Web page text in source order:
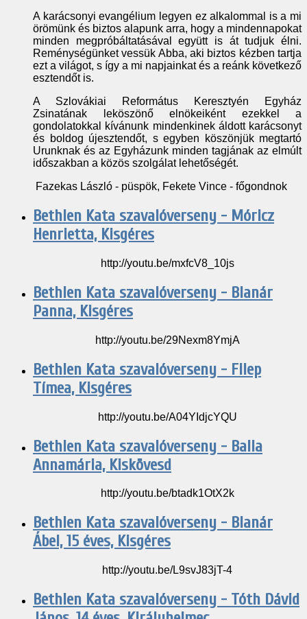
A karácsonyi evangélium legyen ez alkalommal is a mi
örömünk és biztos alapunk arra, hogy a mindennapokat
minden megpróbáltatásával együtt is át tudjuk élni.
Reménységünket vessük Abba, aki biztos kézben tartja
ezt a világot, s így a mi napjainkat és a reánk következő
esztendőt is.
A Szlovákiai Református Keresztyén Egyház
Zsinatának leköszönő elnökeiként ezekkel a
gondolatokkal kívánunk mindenkinek áldott karácsonyt
és boldog újesztendőt, s egyben köszönjük megtartó
Urunknak és az Egyházunk minden tagjának az elmúlt
időszakban a közös szolgálat lehetőségét.
Fazekas László - püspök, Fekete Vince - főgondnok
Bethlen Kata szavalóverseny - Móricz
Henrietta, Kisgéres
http://youtu.be/mxfcV8_10js
Bethlen Kata szavalóverseny - Blanár
Panna, Kisgéres
http://youtu.be/29Nexm8YmjA
Bethlen Kata szavalóverseny - Filep
Tímea, Kisgéres
http://youtu.be/A04YIdjcYQU
Bethlen Kata szavalóverseny - Balla
Annamária, Kiskövesd
http://youtu.be/btadk1OtX2k
Bethlen Kata szavalóverseny - Blanár
Ábel, 15 éves, Kisgéres
http://youtu.be/L9svJ83jT-4
Bethlen Kata szavalóverseny - Tóth Dávid